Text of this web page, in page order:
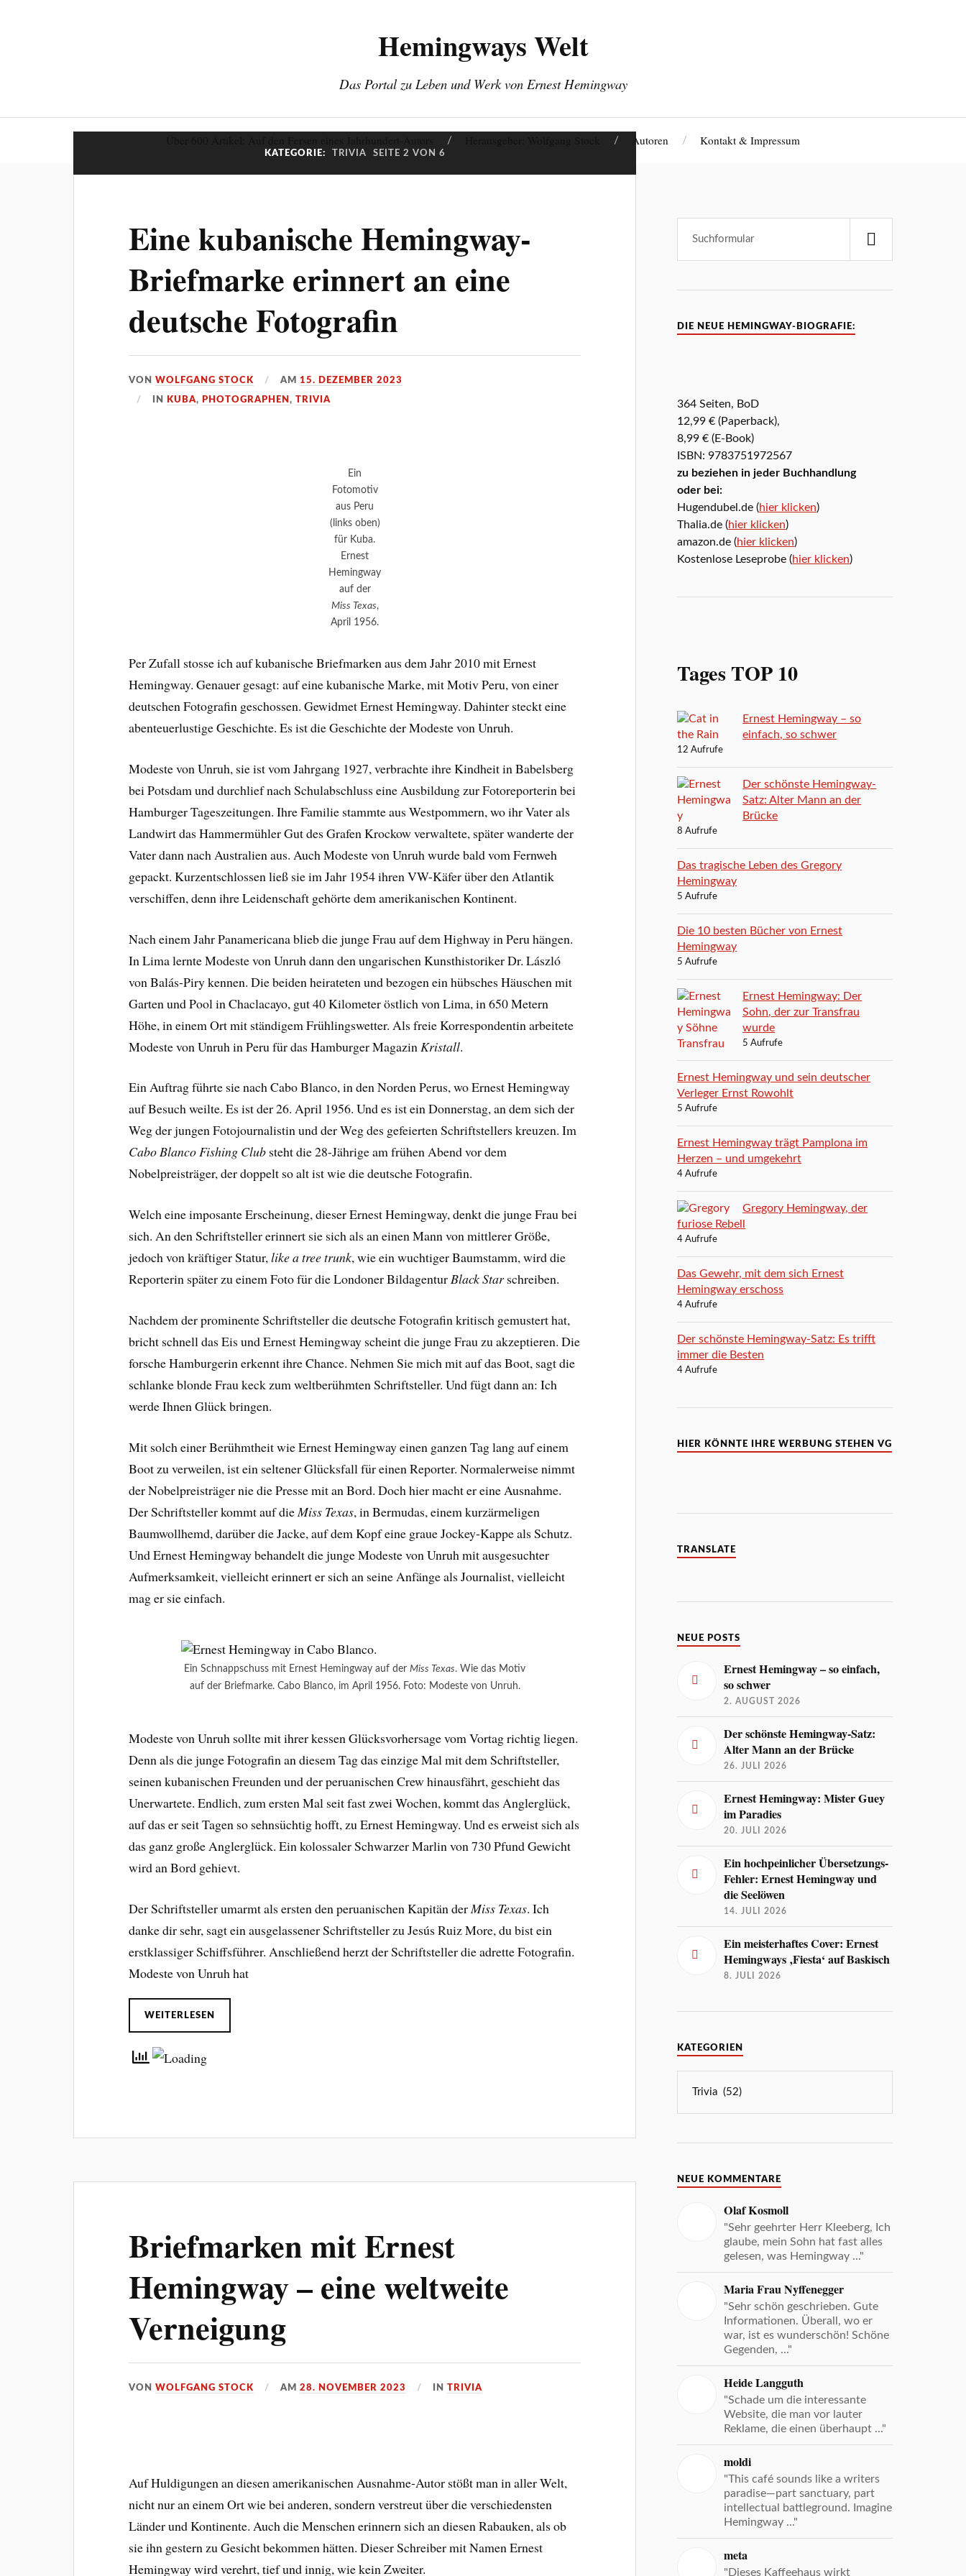
Hemingways Welt
Das Portal zu Leben und Werk von Ernest Hemingway
Autoren Kontakt & Impressum
KATEGORIE: TRIVIA SEITE 2 VON 6
Eine kubanische Hemingway-
Briefmarke erinnert an eine
deutsche Fotografin
VONWOLFGANG STOCK AM15. DEZEMBER 2023
IN KUBA, PHOTOGRAPHEN,TRIVIA
Ein
Fotomotiv
aus Peru
(links oben)
für Kuba.
Ernest
Hemingway
auf der
Miss Texas,
April 1956.
Per Zufall stosse ich auf kubanische Briefmarken aus dem Jahr 2010 mit Ernest
Hemingway. Genauer gesagt: auf eine kubanische Marke, mit Motiv Peru, von einer
deutschen Fotografin geschossen. Gewidmet Ernest Hemingway. Dahinter steckt eine
abenteuerlustige Geschichte. Es ist die Geschichte der Modeste von Unruh.
Modeste von Unruh, sie ist vom Jahrgang 1927, verbrachte ihre Kindheit in Babelsberg
bei Potsdam und durchlief nach Schulabschluss eine Ausbildung zur Fotoreporterin bei
Hamburger Tageszeitungen. Ihre Familie stammte aus Westpommern, wo ihr Vater als
Landwirt das Hammermühler Gut des Grafen Krockow verwaltete, später wanderte der
Vater dann nach Australien aus. Auch Modeste von Unruh wurde bald vom Fernweh
gepackt. Kurzentschlossen ließ sie im Jahr 1954 ihren VW-Käfer über den Atlantik
verschiffen, denn ihre Leidenschaft gehörte dem amerikanischen Kontinent.
Nach einem Jahr Panamericana blieb die junge Frau auf dem Highway in Peru hängen.
In Lima lernte Modeste von Unruh dann den ungarischen Kunsthistoriker Dr. László
von Balás-Piry kennen. Die beiden heirateten und bezogen ein hübsches Häuschen mit
Garten und Pool in Chaclacayo, gut 40 Kilometer östlich von Lima, in 650 Metern
Höhe, in einem Ort mit ständigem Frühlingswetter. Als freie Korrespondentin arbeitete
Modeste von Unruh in Peru für das Hamburger Magazin Kristall.
Ein Auftrag führte sie nach Cabo Blanco, in den Norden Perus, wo Ernest Hemingway
auf Besuch weilte. Es ist der 26. April 1956. Und es ist ein Donnerstag, an dem sich der
Weg der jungen Fotojournalistin und der Weg des gefeierten Schriftstellers kreuzen. Im
Cabo BlancoFishing Club steht die 28-Jährige am frühen Abend vor dem
Nobelpreisträger, der doppelt so alt ist wie die deutsche Fotografin.
Welch eine imposante Erscheinung, dieser Ernest Hemingway, denkt die junge Frau bei
sich. An den Schriftsteller erinnert sie sich als an einen Mann von mittlerer Größe,
jedoch von kräftiger Statur,like a tree trunk, wie ein wuchtiger Baumstamm, wird die
Reporterin später zu einem Foto für die Londoner BildagenturBlack Starschreiben.
Nachdem der prominente Schriftsteller die deutsche Fotografin kritisch gemustert hat,
bricht schnell das Eis und Ernest Hemingway scheint die junge Frau zu akzeptieren. Die
forsche Hamburgerin erkennt ihre Chance. Nehmen Sie mich mit auf das Boot, sagt die
schlanke blonde Frau keck zum weltberühmten Schriftsteller. Und fügt dann an: Ich
werde Ihnen Glück bringen.
Mit solch einer Berühmtheit wie Ernest Hemingway einen ganzen Tag lang auf einem
Boot zu verweilen, ist ein seltener Glücksfall für einen Reporter. Normalerweise nimmt
der Nobelpreisträger nie die Presse mit an Bord. Doch hier macht er eine Ausnahme.
Der Schriftsteller kommt auf die Miss Texas, in Bermudas, einem kurzärmeligen
Baumwollhemd, darüber die Jacke, auf dem Kopf eine graue Jockey-Kappe als Schutz.
Und Ernest Hemingway behandelt die junge Modeste von Unruh mit ausgesuchter
Aufmerksamkeit, vielleicht erinnert er sich an seine Anfänge als Journalist, vielleicht
mag er sie einfach.
Ein Schnappschuss mit Ernest Hemingway auf derMiss Texas. Wie das Motiv
auf der Briefmarke. Cabo Blanco, im April 1956. Foto: Modeste von Unruh.
Modeste von Unruh sollte mit ihrer kessen Glücksvorhersage vom Vortag richtig liegen.
Denn als die junge Fotografin an diesem Tag das einzige Mal mit dem Schriftsteller,
seinen kubanischen Freunden und der peruanischen Crew hinausfährt, geschieht das
Unerwartete. Endlich, zum ersten Mal seit fast zwei Wochen, kommt das Anglerglück,
auf das er seit Tagen so sehnsüchtig hofft, zu Ernest Hemingway. Und es erweist sich als
das ganz große Anglerglück. Ein kolossaler Schwarzer Marlin von 730 Pfund Gewicht
wird an Bord gehievt.
Der Schriftsteller umarmt als ersten den peruanischen Kapitän der Miss Texas. Ich
danke dir sehr, sagt ein ausgelassener Schriftsteller zu Jesús Ruiz More, du bist ein
erstklassiger Schiffsführer. Anschließend herzt der Schriftsteller die adrette Fotografin.
Modeste von Unruh hat
WEITERLESEN
Briefmarken mit Ernest
Hemingway – eine weltweite
Verneigung
VONWOLFGANG STOCK AM28. NOVEMBER 2023 INTRIVIA
Auf Huldigungen an diesen amerikanischen Ausnahme-Autor stößt man in aller Welt,
nicht nur an einem Ort wie bei anderen, sondern verstreut über die verschiedensten
Länder und Kontinente. Auch die Menschen erinnern sich an diesen Rabauken, als ob
sie ihn gestern zu Gesicht bekommen hätten. Dieser Schreiber mit Namen Ernest
Hemingway wird verehrt, tief und innig, wie kein Zweiter.
DIE NEUE HEMINGWAY-BIOGRAFIE:
364 Seiten, BoD
12,99 € (Paperback),
8,99 € (E-Book)
ISBN: 9783751972567
zu beziehen in jeder Buchhandlung
oder bei:
Hugendubel.de (hier klicken)
Thalia.de (hier klicken)
amazon.de (hier klicken)
Kostenlose Leseprobe (hier klicken)
Tages TOP 10
Ernest Hemingway – so
einfach, so schwer
12 Aufrufe
Der schönste Hemingway-
Satz: Alter Mann an der
Brücke
8 Aufrufe
Das tragische Leben des Gregory
Hemingway
5 Aufrufe
Die 10 besten Bücher von Ernest
Hemingway
5 Aufrufe
Ernest Hemingway: Der
Sohn, der zur Transfrau
wurde
5 Aufrufe
Ernest Hemingway und sein deutscher
Verleger Ernst Rowohlt
5 Aufrufe
Ernest Hemingway trägt Pamplona im
Herzen – und umgekehrt
4 Aufrufe
Gregory Hemingway, der
furiose Rebell
4 Aufrufe
Das Gewehr, mit dem sich Ernest
Hemingway erschoss
4 Aufrufe
Der schönste Hemingway-Satz: Es trifft
immer die Besten
4 Aufrufe
HIER KÖNNTE IHRE WERBUNG STEHEN VG
TRANSLATE
NEUE POSTS
Ernest Hemingway – so einfach,
so schwer
2. AUGUST 2026
Der schönste Hemingway-Satz:
Alter Mann an der Brücke
26. JULI 2026
Ernest Hemingway: Mister Guey
im Paradies
20. JULI 2026
Ein hochpeinlicher Übersetzungs-
Fehler: Ernest Hemingway und
die Seelöwen
14. JULI 2026
Ein meisterhaftes Cover: Ernest
Hemingways ‚Fiesta‘ auf Baskisch
8. JULI 2026
KATEGORIEN
NEUE KOMMENTARE
Olaf Kosmoll
"Sehr geehrter Herr Kleeberg, Ich
glaube, mein Sohn hat fast alles
gelesen, was Hemingway ..."
Maria Frau Nyffenegger
"Sehr schön geschrieben. Gute
Informationen. Überall, wo er
war, ist es wunderschön! Schöne
Gegenden, ..."
Heide Langguth
"Schade um die interessante
Website, die man vor lauter
Reklame, die einen überhaupt ..."
moldi
"This café sounds like a writers
paradise—part sanctuary, part
intellectual battleground. Imagine
Hemingway ..."
meta
"Dieses Kaffeehaus wirkt